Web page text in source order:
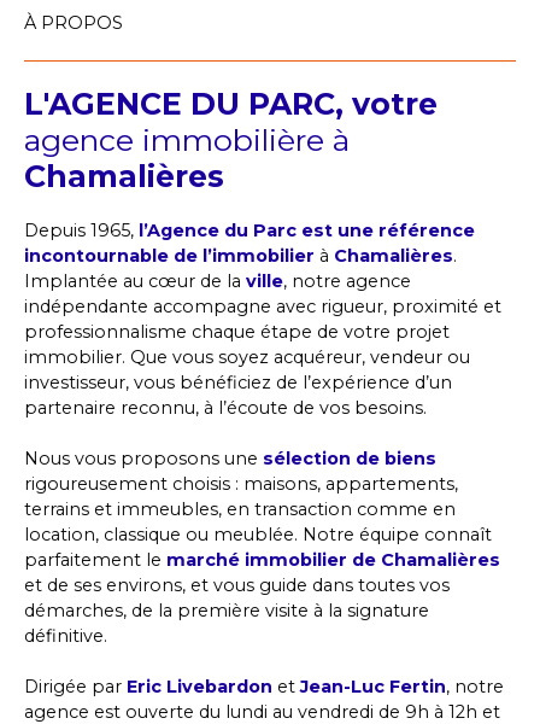
À PROPOS
L'AGENCE DU PARC, votre
agence immobilière à
Chamalières
Depuis 1965, l’Agence du Parc est une référence
incontournable de l’immobilier à Chamalières.
Implantée au cœur de la ville, notre agence
indépendante accompagne avec rigueur, proximité et
professionnalisme chaque étape de votre projet
immobilier. Que vous soyez acquéreur, vendeur ou
investisseur, vous bénéficiez de l’expérience d’un
partenaire reconnu, à l’écoute de vos besoins.
Nous vous proposons une sélection de biens
rigoureusement choisis : maisons, appartements,
terrains et immeubles, en transaction comme en
location, classique ou meublée. Notre équipe connaît
parfaitement le marché immobilier de Chamalières
et de ses environs, et vous guide dans toutes vos
démarches, de la première visite à la signature
définitive.
Dirigée par Eric Livebardon et Jean-Luc Fertin, notre
agence est ouverte du lundi au vendredi de 9h à 12h et